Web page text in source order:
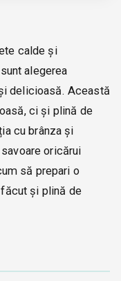
calde și
alegerea
delicioasă. Această
ci și plină de
cu brânza și
oricărui
să prepari o
și plină de